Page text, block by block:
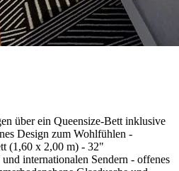
über ein Queensize-Bett inklusive
Design zum Wohlfühlen -
(1,60 x 2,00 m) - 32"
internationalen Sendern - offenes